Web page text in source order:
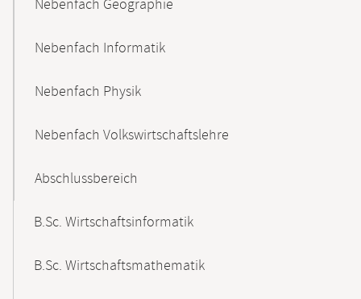
Nebenfach Geographie
Nebenfach Informatik
Nebenfach Physik
Nebenfach Volkswirtschaftslehre
Abschlussbereich
B.Sc. Wirtschaftsinformatik
B.Sc. Wirtschaftsmathematik